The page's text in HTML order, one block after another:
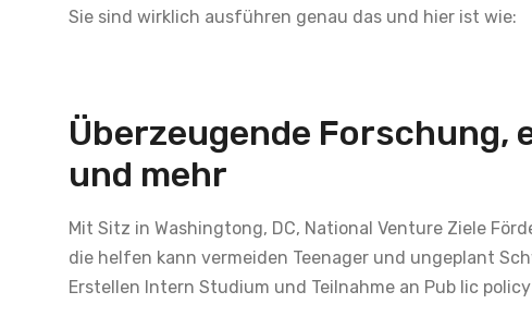
Sie sind wirklich ausführen genau das und hier ist wie:
Überzeugende
und mehr
Mit Sitz in Washingtong, DC, National Venture Ziele
die helfen kann vermeiden Teenager und ungeplant
Erstellen Intern Studium und Teilnahme an Pub lic